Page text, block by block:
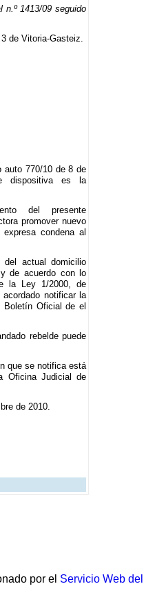
n.º 1413/09 seguido
de Vitoria-Gasteiz.
auto 770/10 de 8 de
dispositiva es la
del presente
promover nuevo
condena al
del actual domicilio
de acuerdo con lo
la Ley 1/2000, de
notificar la
Oficial de el
rebelde puede
que se notifica está
Oficina Judicial de
de 2010.
por el Servicio Web del